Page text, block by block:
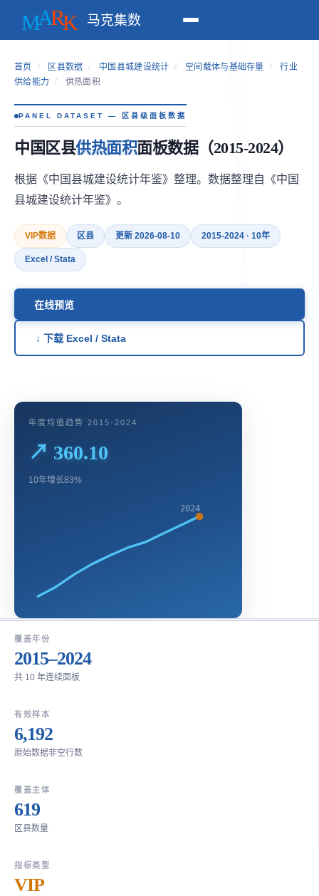
马克集数
首页 / 区县数据 / 中国县城建设统计 / 空间载体与基础存量 /
行业
供给能力
/ 供热面积
PANEL DATASET — 区县级面板数据
中国区县供热面积面板数据（2015-2024）
根据《中国县城建设统计年鉴》整理。数据整理自《中国
县城建设统计年鉴》。
VIP数据 区县 更新 2026-08-10 2015-2024 · 10年
Excel / Stata
在线预览
↓ 下载 Excel / Stata
年度均值趋势 2015-2024
↗ 360.10
10年增长83%
2024
覆盖年份
2015–2024
共 10 年连续面板
有效样本
6,192
原始数据非空行数
覆盖主体
619
区县数量
指标类型
VIP